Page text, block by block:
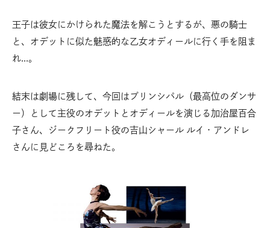
王子は彼女にかけられた魔法を解こうとするが、悪の騎士
と、オデットに似た魅惑的な乙女オディールに行く手を阻ま
れ…。
結末は劇場に残して、今回はプリンシパル（最高位のダンサ
ー）として主役のオデットとオディールを演じる加治屋百合
子さん、ジークフリート役の吉山シャール ルイ・アンドレ
さんに見どころを尋ねた。